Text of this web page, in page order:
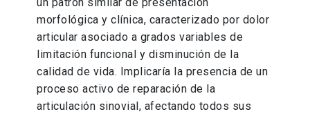
morfológica y clínica, caracterizado por dolor
articular asociado a grados variables de
limitación funcional y disminución de la
calidad de vida. Implicaría la presencia de un
proceso activo de reparación de la
articulación sinovial, afectando todos sus